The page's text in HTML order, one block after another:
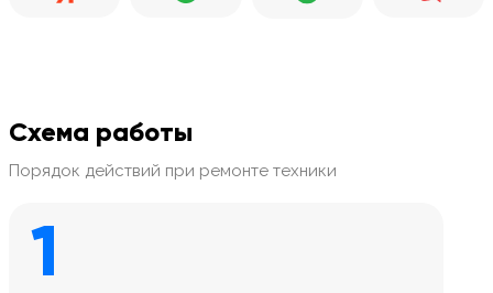
Схема работы
Порядок действий при ремонте техники
1